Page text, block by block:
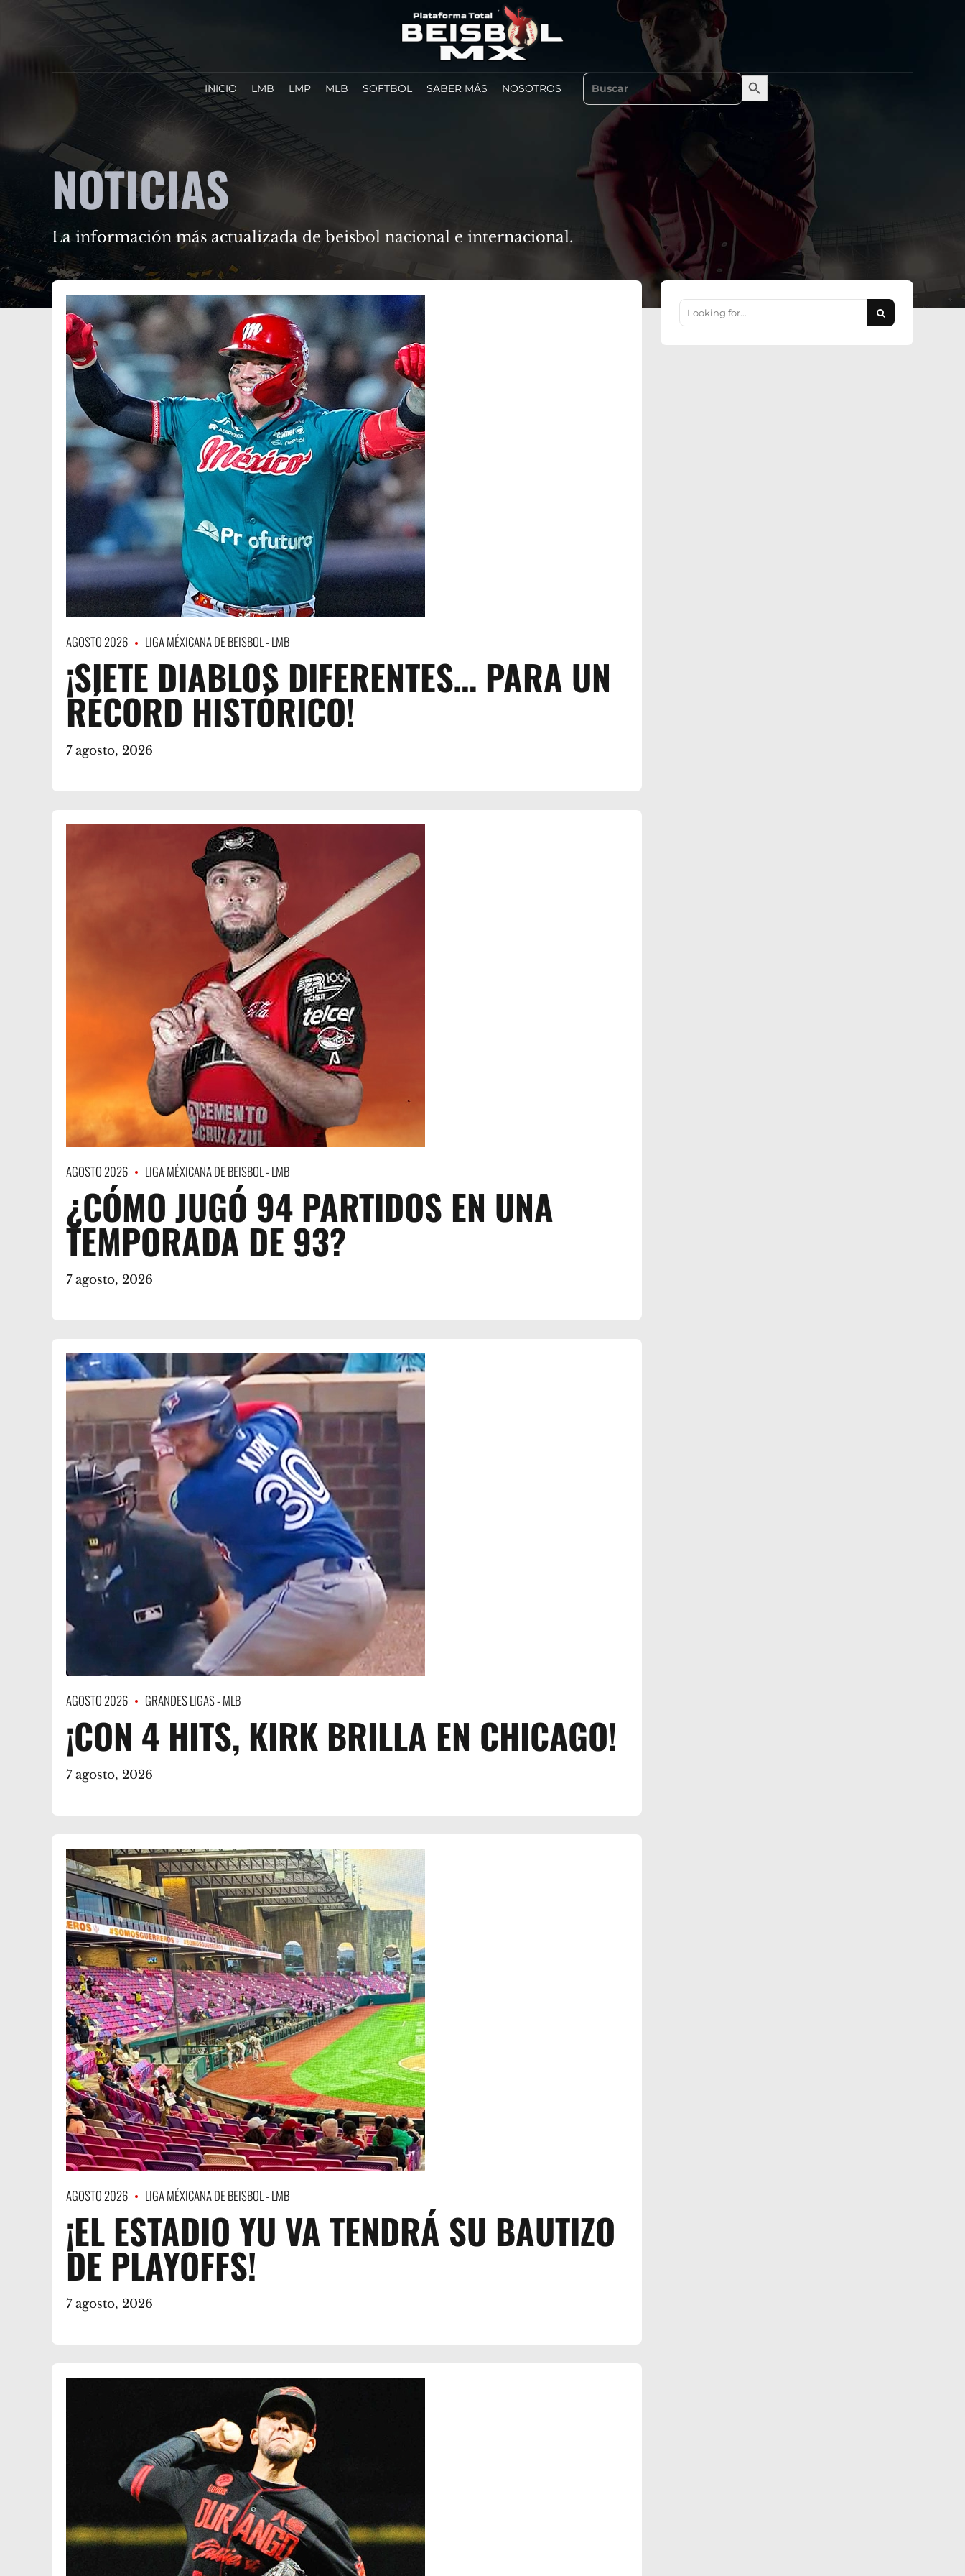
INICIO LMB LMP MLB SOFTBOL SABER MÁS NOSOTROS
Search
for:
Search Button
NOTICIAS
La información más actualizada de beisbol nacional e internacional.
AGOSTO 2026 LIGA MÉXICANA DE BEISBOL - LMB
¡SIETE DIABLOS DIFERENTES… PARA UN
RÉCORD HISTÓRICO!
7 agosto, 2026
AGOSTO 2026 LIGA MÉXICANA DE BEISBOL - LMB
¿CÓMO JUGÓ 94 PARTIDOS EN UNA
TEMPORADA DE 93?
7 agosto, 2026
AGOSTO 2026 GRANDES LIGAS - MLB
¡CON 4 HITS, KIRK BRILLA EN CHICAGO!
7 agosto, 2026
AGOSTO 2026 LIGA MÉXICANA DE BEISBOL - LMB
¡EL ESTADIO YU VA TENDRÁ SU BAUTIZO
DE PLAYOFFS!
7 agosto, 2026